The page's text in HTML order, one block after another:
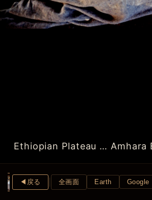
Ethiopian Plateau … Amhara
◀︎戻る 全画面 Earth Google